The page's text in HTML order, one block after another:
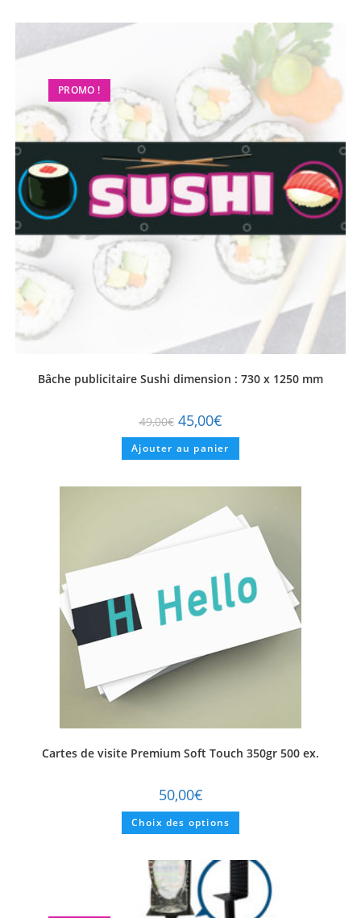
PROMO !
Bâche publicitaire Sushi dimension : 730 x 1250 mm
49,00€ 45,00€
Ajouter au panier
Cartes de visite Premium Soft Touch 350gr 500 ex.
50,00€
Choix des options